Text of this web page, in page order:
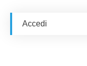
Accedi